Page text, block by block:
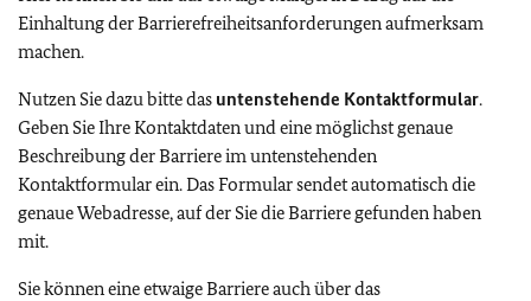
Einhaltung der Barrierefreiheitsanforderungen aufmerksam
machen.
Nutzen Sie dazu bitte das untenstehende Kontaktformular.
Geben Sie Ihre Kontaktdaten und eine möglichst genaue
Beschreibung der Barriere im untenstehenden
Kontaktformular ein. Das Formular sendet automatisch die
genaue Webadresse, auf der Sie die Barriere gefunden haben
mit.
Sie können eine etwaige Barriere auch über das